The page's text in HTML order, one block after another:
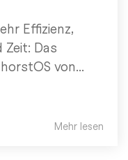
Effizienz,
Das
von...
Mehr lesen